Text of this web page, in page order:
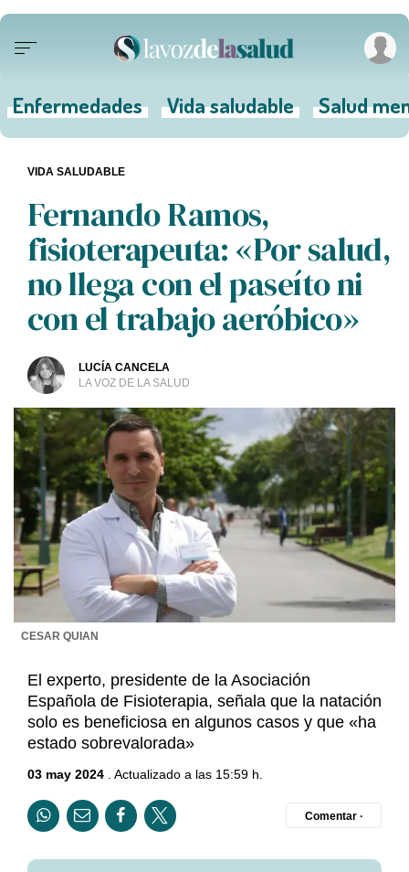
Enfermedades Vida saludable Salud
Fernando Ramos,
fisioterapeuta: «Por salud,
no llega con el paseíto ni
con el trabajo aeróbico»
LUCÍA CANCELA
LA VOZ DE LA SALUD
VIDA SALUDABLE
CESAR QUIAN
El experto, presidente de la Asociación
Española de Fisioterapia, señala que la natación
solo es beneficiosa en algunos casos y que «ha
estado sobrevalorada»
03 may 2024 . Actualizado a las 15:59 h.
Comentar ·